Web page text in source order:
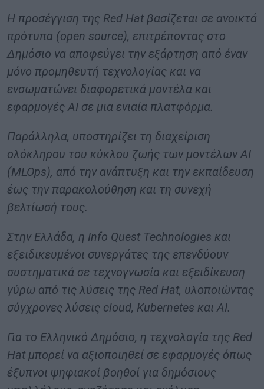
Η προσέγγιση της Red Hat βασίζεται σε ανοικτά
πρότυπα (open source), επιτρέποντας στο
Δημόσιο να αποφεύγει την εξάρτηση από έναν
μόνο προμηθευτή τεχνολογίας και να
ενσωματώνει διαφορετικά μοντέλα και
εφαρμογές AI σε μια ενιαία πλατφόρμα.
Παράλληλα, υποστηρίζει τη διαχείριση
ολόκληρου του κύκλου ζωής των μοντέλων AI
(MLOps), από την ανάπτυξη και την εκπαίδευση
έως την παρακολούθηση και τη συνεχή
βελτίωσή τους.
Στην Ελλάδα, η Info Quest Technologies και
εξειδικευμένοι συνεργάτες της επενδύουν
συστηματικά σε τεχνογνωσία και εξειδίκευση
γύρω από τις λύσεις της Red Hat, υλοποιώντας
σύγχρονες λύσεις cloud, Kubernetes και AI.
Για το Ελληνικό Δημόσιο, η τεχνολογία της Red
Hat μπορεί να αξιοποιηθεί σε εφαρμογές όπως
έξυπνοι ψηφιακοί βοηθοί για δημόσιους